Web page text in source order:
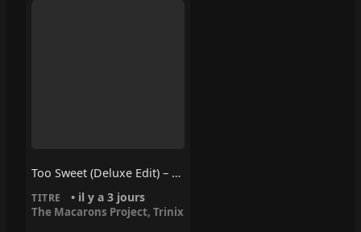
Too Sweet (Deluxe Edit) – Trinix, The Macarons Project
TITRE • il y a 3 jours
The Macarons Project, Trinix